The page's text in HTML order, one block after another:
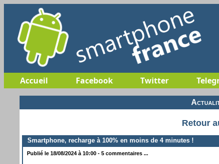
Accueil Facebook Twitter
Retour
Smartphone, recharge à 100% en moins de 4 minutes !
Publié le 18/08/2024 à 10:00 - 5 commentaires ...